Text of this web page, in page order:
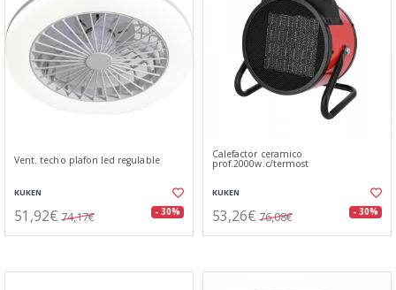
Vent. techo plafon led regulable
KUKEN
51,92€ 74,17€ - 30%
Calefactor ceramico
prof.2000w.c/termost
KUKEN
53,26€ 76,08€ - 30%